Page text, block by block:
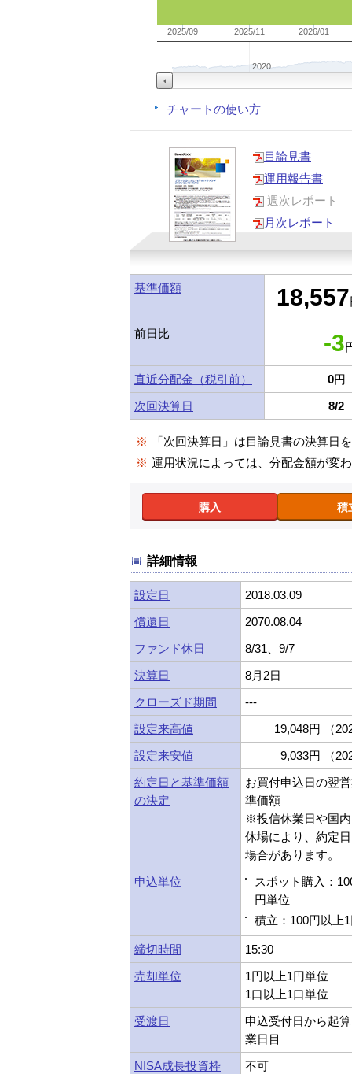
2025/09 2025/11 2026/01
2020
チャートの使い方
目論見書
運用報告書
週次レポート
月次レポート
基準価額 18,557
前日比 -3
直近分配金（税引前） 0円
次回決算日
8/2
※
「次回決算日」は目論見書の決算日
※ 運用状況によっては、分配金額が変
購入 積
詳細情報
設定日
2018.03.09
償還日
2070.08.04
ファンド休日
8/31、9/7
決算日
8月2日
クローズド期間
---
設定来高値
19,048円 （
設定来安値
9,033円 （
約定日と基準価額
の決定
お買付申込日の翌
準価額
※投信休業日や国
休場により、約定
場合があります。
申込単位
スポット購入：
円単位
積立：100円以上
締切時間
15:30
売却単位
1円以上1円単位
1口以上1口単位
受渡日
申込受付日から起
業日目
NISA成長投資枠
不可